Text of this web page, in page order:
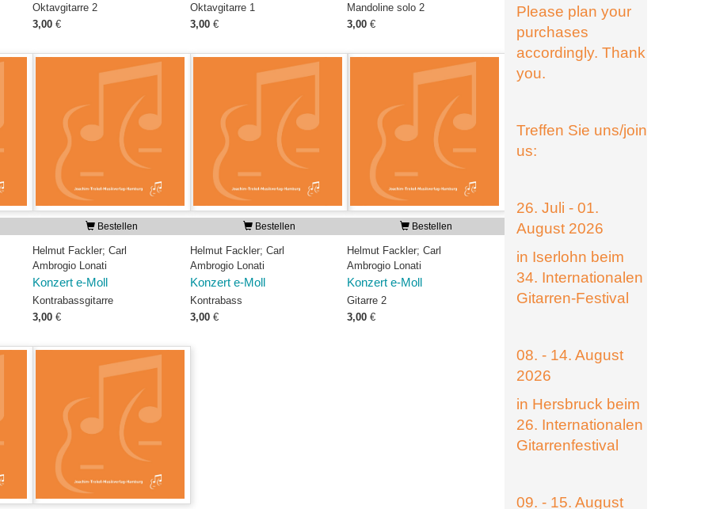
Oktavgitarre 2
3,00 €
Oktavgitarre 1
3,00 €
Mandoline solo 2
3,00€
Bestellen
Helmut Fackler; Carl
Ambrogio Lonati
Konzert e-Moll
Kontrabassgitarre
3,00 €
Bestellen
Helmut Fackler; Carl
Ambrogio Lonati
Konzert e-Moll
Kontrabass
3,00 €
Bestellen
Helmut Fackler; Carl
Ambrogio Lonati
Konzert e-Moll
Gitarre 2
3,00€
Please plan your
purchases
accordingly. Thank
you.
Treffen Sie uns/join
us:
26. Juli - 01.
August 2026
in Iserlohn beim
34. Internationalen
Gitarren-Festival
08. - 14. August
2026
in Hersbruck beim
26. Internationalen
Gitarrenfestival
09. - 15. August